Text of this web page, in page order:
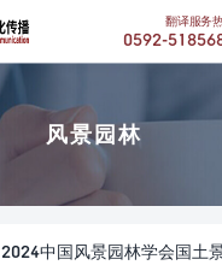
翻译服务
0592-
风景园林
2024中国风景园林学会国土